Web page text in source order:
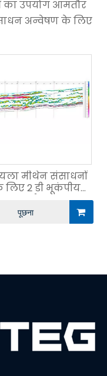
का उपयोग आमतौर
अन्वेषण के लिए
मीथेन संसाधनों
लिए 2 डी भूकंपीय
पूछना